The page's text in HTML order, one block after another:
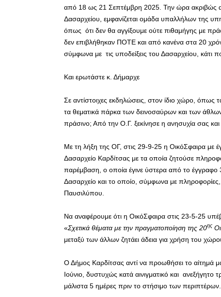
από 18 ως 21 Σεπτέμβρη 2025. Την ώρα ακριβώς
Δασαρχείου, εμφανίζεται ομάδα υπαλλήλων της
όπως ότι δεν θα αγγίξουμε ούτε πιθαμήγης με
δεν επιβλήθηκαν ΠΟΤΕ και από κανένα στα 20
σύμφωνα με τις υποδείξεις του Δασαρχείου, κάτι
Και ερωτάστε κ. Δήμαρχε
Σε αντίστοιχες εκδηλώσεις, στον ίδιο χώρο, όπως
τα θεματικά πάρκα των δεινοσαύρων και των
πράσινο; Από την Ο.Γ. ξεκίνησε η ανησυχία σας
Με τη λήξη της ΟΓ, στις 29-9-25 η ΟικόΣφαιρα με
Δασαρχείο Καρδίτσας με τα οποία ζητούσε
παρέμβαση, ο οποία έγινε ύστερα από το
Δασαρχείο και το οποίο, σύμφωνα με
Παυσιλύπου.
Να αναφέρουμε ότι η ΟικόΣφαιρα στις 23-5-25
«Σχετικά θέματα με την πραγματοποίηση της 20ης
μεταξύ των άλλων ζητάει άδεια για χρήση του
Ο Δήμος Καρδίτσας αντί να προωθήσει το αίτημά
Ιούνιο, δυστυχώς κατά αινιγματικό και
μάλιστα 5 ημέρες πριν το στήσιμο των